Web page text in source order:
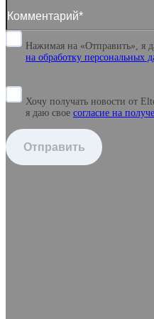
Нажимая на «Отправить», я
на обработку персональных
Хочу получать новости от
я даю свое согласие на
Отправить